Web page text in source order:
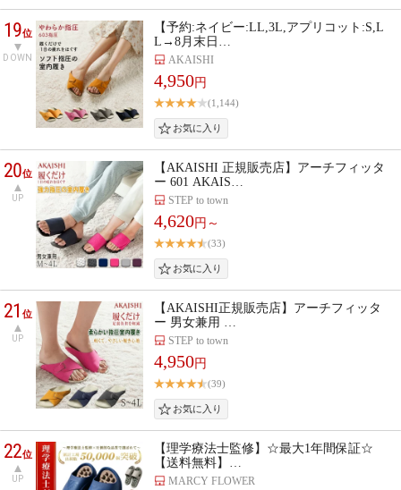
19位
DOWN
【予約:ネイビー:LL,3L,アプリコット:S,L
L→8月末日…
AKAISHI
4,950円
(1,144)
20位
UP
【AKAISHI 正規販売店】アーチフィッタ
ー 601 AKAIS…
STEP to town
4,620円～
(33)
21位
UP
【AKAISHI正規販売店】アーチフィッタ
ー 男女兼用 …
STEP to town
4,950円
(39)
22位
UP
【理学療法士監修】☆最大1年間保証☆
【送料無料】…
MARCY FLOWER